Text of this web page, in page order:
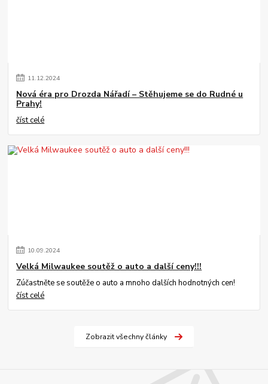
11.12.2024
Nová éra pro Drozda Nářadí – Stěhujeme se do Rudné u
Prahy!
číst celé
10.09.2024
Velká Milwaukee soutěž o auto a další ceny!!!
Zúčastněte se soutěže o auto a mnoho dalších hodnotných cen!
číst celé
Zobrazit všechny články